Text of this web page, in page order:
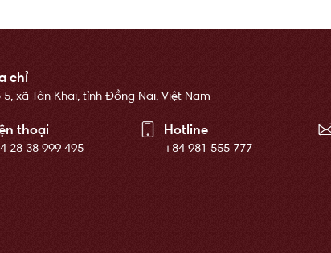
chỉ
5, xã Tân Khai, tỉnh Đồng Nai, Việt Nam
thoại
28 38 999 495
Hotline
+84 981 555 777